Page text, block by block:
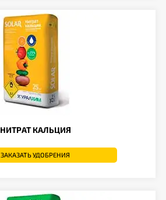
НИТРАТ КАЛЬЦИЯ
ЗАКАЗАТЬ УДОБРЕНИЯ